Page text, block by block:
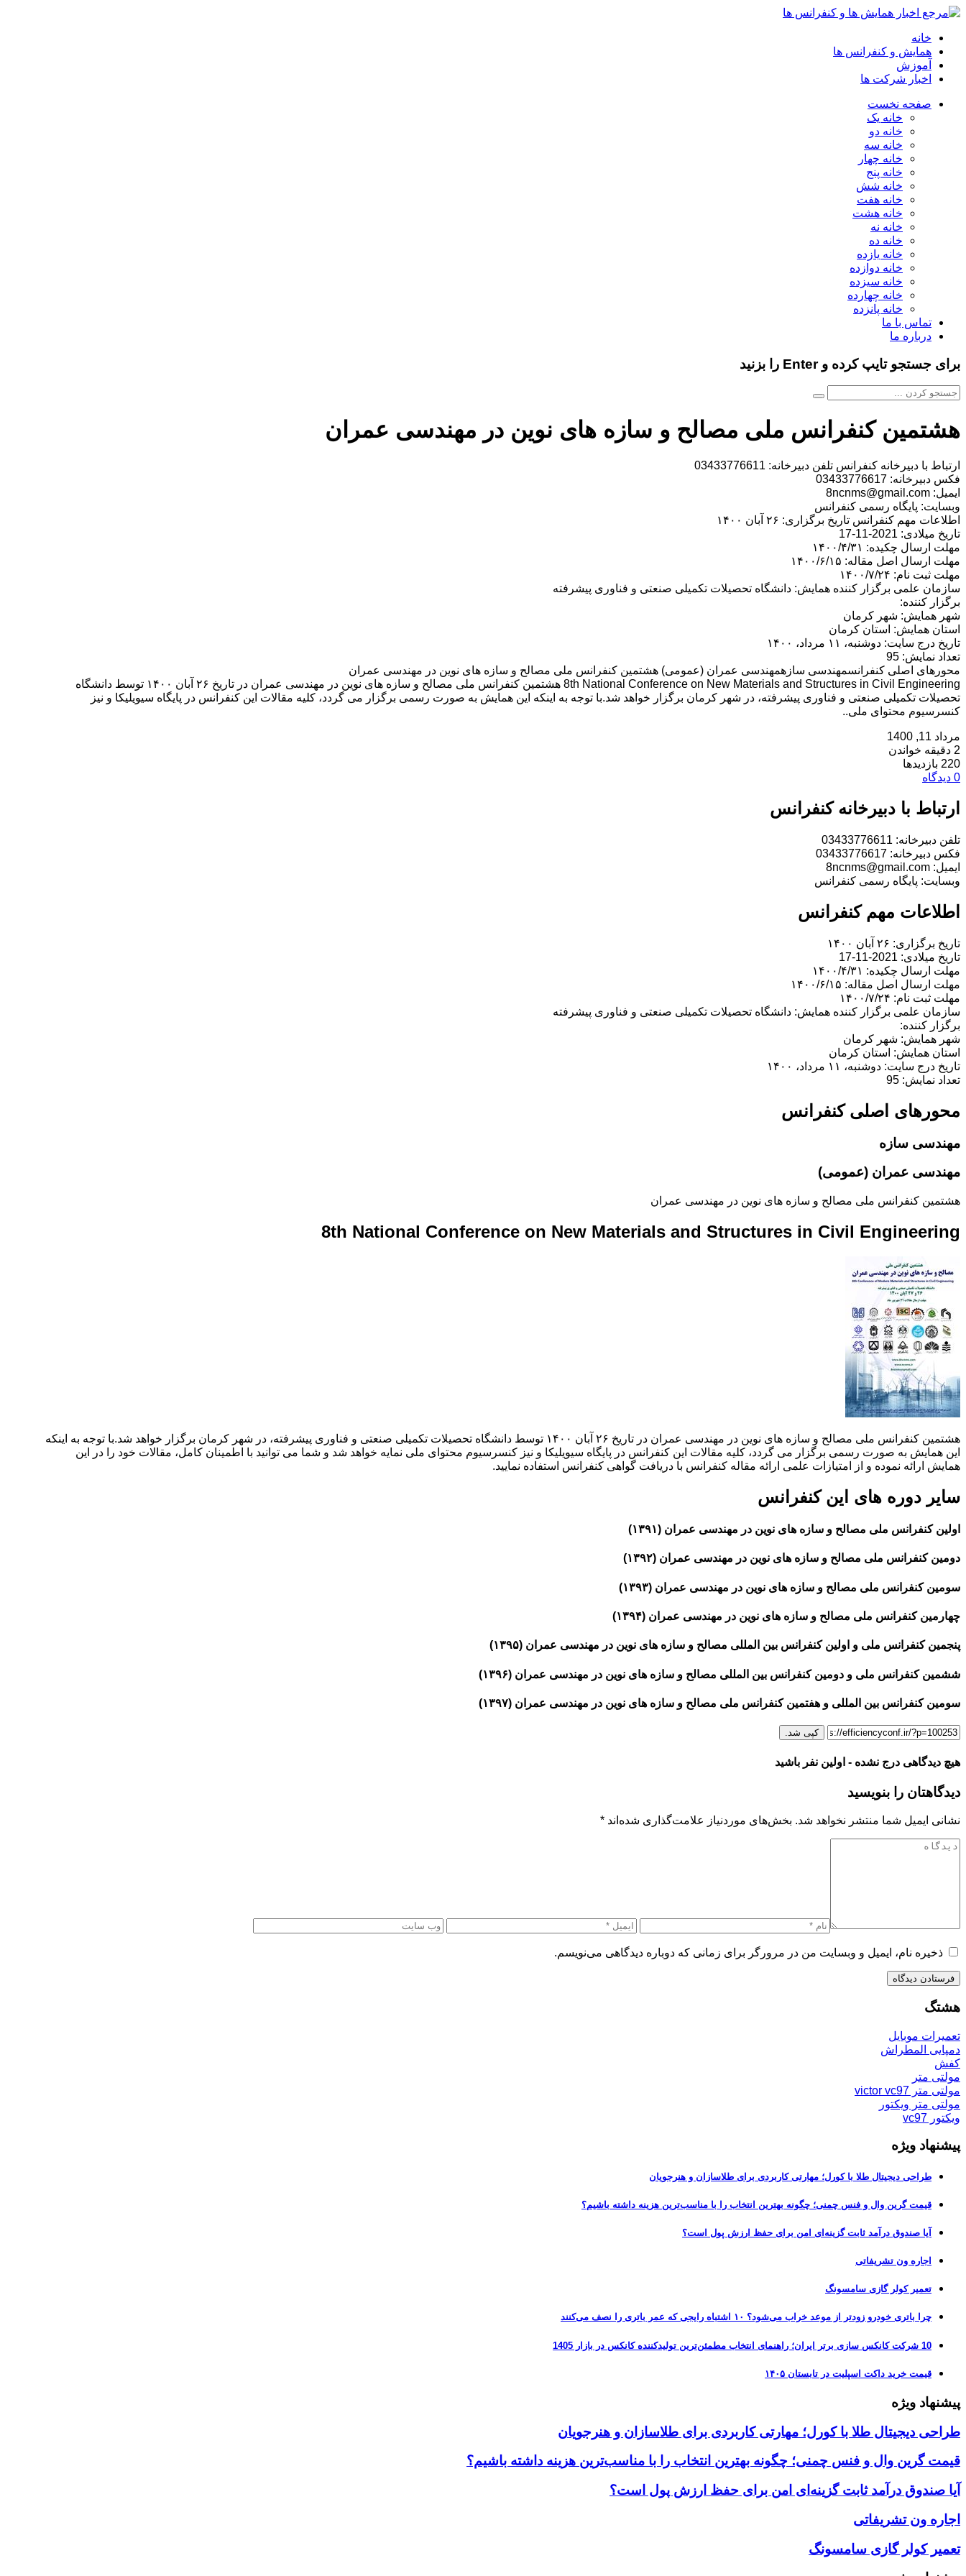
خانه
همایش و کنفرانس ها
آموزش
اخبار شرکت ها
صفحه نخست
خانه یک
خانه دو
خانه سه
خانه چهار
خانه پنج
خانه شش
خانه هفت
خانه هشت
خانه نه
خانه ده
خانه یازده
خانه دوازده
خانه سیزده
خانه چهارده
خانه پانزده
تماس با ما
درباره ما
برای جستجو تایپ کرده و Enter را بزنید
هشتمین کنفرانس ملی مصالح و سازه های نوین در مهندسی عمران
ارتباط با دبیرخانه کنفرانس تلفن دبیرخانه: 03433776611
فکس دبیرخانه: 03433776617
ایمیل: 8ncnms@gmail.com
وبسایت: پایگاه رسمی کنفرانس
اطلاعات مهم کنفرانس تاریخ برگزاری: ۲۶ آبان ۱۴۰۰
تاریخ میلادی: 2021-11-17
مهلت ارسال چکیده: ۱۴۰۰/۴/۳۱
مهلت ارسال اصل مقاله: ۱۴۰۰/۶/۱۵
مهلت ثبت نام: ۱۴۰۰/۷/۲۴
سازمان علمی برگزار کننده همایش: دانشگاه تحصیلات تکمیلی صنعتی و فناوری پیشرفته
برگزار کننده:
شهر همایش: شهر کرمان
استان همایش: استان کرمان
تاریخ درج سایت: دوشنبه، ۱۱ مرداد، ۱۴۰۰
تعداد نمایش: 95
محورهای اصلی کنفرانسمهندسی سازهمهندسی عمران (عمومی) هشتمین کنفرانس ملی مصالح و سازه های نوین در مهندسی عمران
8th National Conference on New Materials and Structures in Civil Engineering هشتمین کنفرانس ملی مصالح و سازه های نوین در مهندسی عمران در تاریخ ۲۶ آبان ۱۴۰۰ توسط دانشگاه
تحصیلات تکمیلی صنعتی و فناوری پیشرفته، در شهر کرمان برگزار خواهد شد.با توجه به اینکه این همایش به صورت رسمی برگزار می گردد، کلیه مقالات این کنفرانس در پایگاه سیویلیکا و نیز
کنسرسیوم محتوای ملی..
مرداد 11, 1400
2 دقیقه خواندن
220 بازدیدها
0 دیدگاه
ارتباط با دبیرخانه کنفرانس
تلفن دبیرخانه: 03433776611
فکس دبیرخانه: 03433776617
ایمیل: 8ncnms@gmail.com
وبسایت: پایگاه رسمی کنفرانس
اطلاعات مهم کنفرانس
تاریخ برگزاری: ۲۶ آبان ۱۴۰۰
تاریخ میلادی: 2021-11-17
مهلت ارسال چکیده: ۱۴۰۰/۴/۳۱
مهلت ارسال اصل مقاله: ۱۴۰۰/۶/۱۵
مهلت ثبت نام: ۱۴۰۰/۷/۲۴
سازمان علمی برگزار کننده همایش: دانشگاه تحصیلات تکمیلی صنعتی و فناوری پیشرفته
برگزار کننده:
شهر همایش: شهر کرمان
استان همایش: استان کرمان
تاریخ درج سایت: دوشنبه، ۱۱ مرداد، ۱۴۰۰
تعداد نمایش: 95
محورهای اصلی کنفرانس
مهندسی سازه
مهندسی عمران (عمومی)
هشتمین کنفرانس ملی مصالح و سازه های نوین در مهندسی عمران
8th National Conference on New Materials and Structures in Civil Engineering
هشتمین کنفرانس ملی مصالح و سازه های نوین در مهندسی عمران در تاریخ ۲۶ آبان ۱۴۰۰ توسط دانشگاه تحصیلات تکمیلی صنعتی و فناوری پیشرفته، در شهر کرمان برگزار خواهد شد.با توجه به اینکه
این همایش به صورت رسمی برگزار می گردد، کلیه مقالات این کنفرانس در پایگاه سیویلیکا و نیز کنسرسیوم محتوای ملی نمایه خواهد شد و شما می توانید با اطمینان کامل، مقالات خود را در این
همایش ارائه نموده و از امتیازات علمی ارائه مقاله کنفرانس با دریافت گواهی کنفرانس استفاده نمایید.
سایر دوره های این کنفرانس
اولین کنفرانس ملی مصالح و سازه های نوین در مهندسی عمران (۱۳۹۱)
دومین کنفرانس ملی مصالح و سازه های نوین در مهندسی عمران (۱۳۹۲)
سومین کنفرانس ملی مصالح و سازه های نوین در مهندسی عمران (۱۳۹۳)
چهارمین کنفرانس ملی مصالح و سازه های نوین در مهندسی عمران (۱۳۹۴)
پنجمین کنفرانس ملی و اولین کنفرانس بین المللی مصالح و سازه های نوین در مهندسی عمران (۱۳۹۵)
ششمین کنفرانس ملی و دومین کنفرانس بین المللی مصالح و سازه های نوین در مهندسی عمران (۱۳۹۶)
سومین کنفرانس بین المللی و هفتمین کنفرانس ملی مصالح و سازه های نوین در مهندسی عمران (۱۳۹۷)
کپی شد.
هیچ دیدگاهی درج نشده - اولین نفر باشید
دیدگاهتان را بنویسید
نشانی ایمیل شما منتشر نخواهد شد. بخش‌های موردنیاز علامت‌گذاری شده‌اند *
ذخیره نام، ایمیل و وبسایت من در مرورگر برای زمانی که دوباره دیدگاهی می‌نویسم.
هشتگ
تعمیرات موبایل
دمپایی المطراش
کفش
مولتی متر
مولتی متر victor vc97
مولتی متر ویکتور
ویکتور vc97
پیشنهاد ویژه
طراحی دیجیتال طلا با کورل؛ مهارتی کاربردی برای طلاسازان و هنرجویان
قیمت گرین وال و فنس چمنی؛ چگونه بهترین انتخاب را با مناسب‌ترین هزینه داشته باشیم؟
آیا صندوق درآمد ثابت گزینه‌ای امن برای حفظ ارزش پول است؟
اجاره ون تشریفاتی
تعمیر کولر گازی سامسونگ
چرا باتری خودرو زودتر از موعد خراب می‌شود؟ ۱۰ اشتباه رایجی که عمر باتری را نصف می‌کنند
10 شرکت کانکس سازی برتر ایران؛ راهنمای انتخاب مطمئن‌ترین تولیدکننده کانکس در بازار 1405
قیمت خرید داکت اسپلیت در تابستان ۱۴۰۵
پیشنهاد ویژه
طراحی دیجیتال طلا با کورل؛ مهارتی کاربردی برای طلاسازان و هنرجویان
قیمت گرین وال و فنس چمنی؛ چگونه بهترین انتخاب را با مناسب‌ترین هزینه داشته باشیم؟
آیا صندوق درآمد ثابت گزینه‌ای امن برای حفظ ارزش پول است؟
اجاره ون تشریفاتی
تعمیر کولر گازی سامسونگ